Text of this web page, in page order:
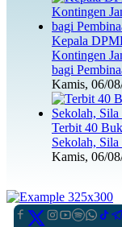
Kepala
Kontingen
bagi
Kamis, 06/
Terbit 40
Sekolah,
Kamis, 06/